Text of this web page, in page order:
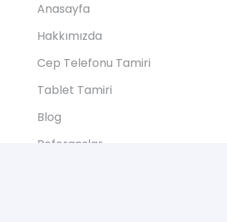
Anasayfa
Hakkımızda
Cep Telefonu Tamiri
Tablet Tamiri
Blog
Referanslar